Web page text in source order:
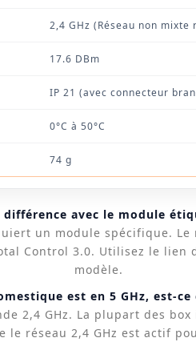
2,4 GHz (Réseau non mixte
17.6 DBm
IP 21 (avec connecteur
0°C à 50°C
74 g
différence avec le module
un module spécifique.
Control 3.0. Utilisez le
modèle.
est en 5 GHz, est-
2,4 GHz. La plupart des
le réseau 2,4 GHz est actif